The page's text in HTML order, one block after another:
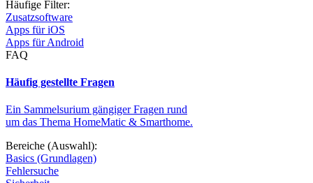
Häufige Filter:
Zusatzsoftware
Apps für iOS
Apps für Android
FAQ
Häufig gestellte Fragen
Ein Sammelsurium gängiger Fragen rund
um das Thema HomeMatic & Smarthome.
Bereiche (Auswahl):
Basics (Grundlagen)
Fehlersuche